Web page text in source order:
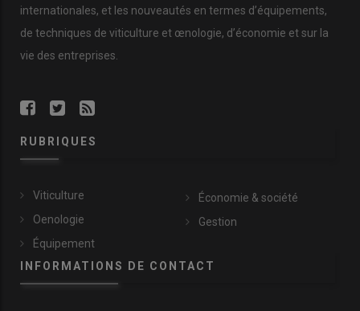
internationales, et les nouveautés en termes d’équipements,
de techniques de viticulture et œnologie, d’économie et sur la
vie des entreprises.
RUBRIQUES
Viticulture
Oenologie
Équipement
Économie & société
Gestion
INFORMATIONS DE CONTACT